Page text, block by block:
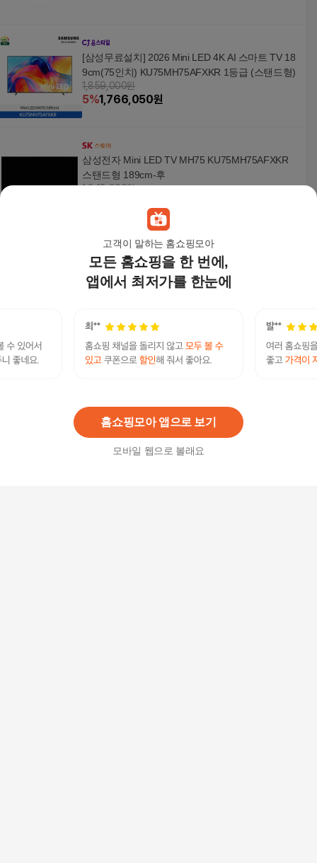
고객이 말하는 홈쇼핑모아
모든 홈쇼핑을 한 번에,
앱에서 최저가를 한눈에
홈쇼핑모아 앱으로 보기
모바일 웹으로 볼래요
[삼성무료설치] 2026 Mini LED 4K AI 스마트 TV 18
9cm(75인치) KU75MH75AFXKR 1등급 (스탠드형)
1,859,000원
5%1,766,050원
삼성전자 Mini LED TV MH75 KU75MH75AFXKR
스탠드형 189cm-후
1,848,000원
삼성전자 MIni LED TV KU75MH75AFXKR 189cm
각도조절벽걸이형 전국배송
2,700,000 원
삼성전자 190cm(75인치) 대형 4K UHD 스마트 TV